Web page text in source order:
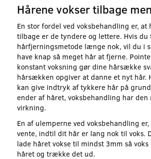
Hårene vokser tilbage
En stor fordel ved voksbehandling er, at
tilbage er de tyndere og lettere. Hvis
hårfjerningsmetode længe nok, vil du i
have knap så meget hår at fjerne.
konstant voksning gør dine hårsække
hårsækken opgiver at danne et nyt hår.
kan give indtryk af tykkere hår på
ender af håret, voksbehandling har den
virkning.
En af ulemperne ved voksbehandling
vente, indtil dit hår er lang nok til voks.
lade håret vokse til mindst 3mm så
håret og trække det ud.